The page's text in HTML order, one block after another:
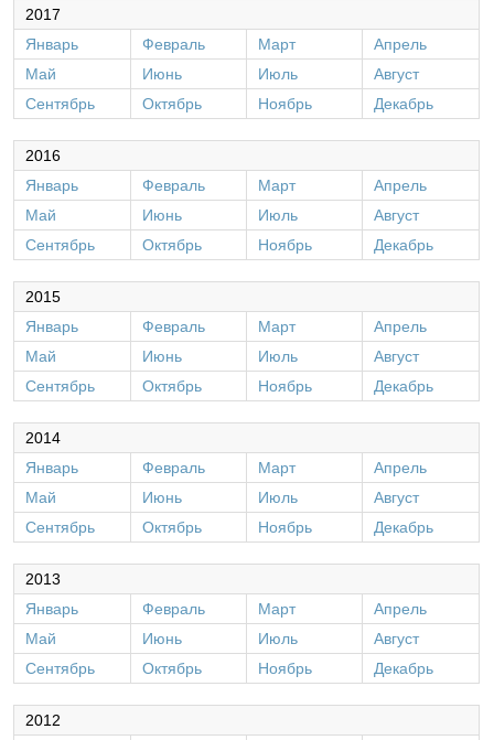
2017
Январь
Февраль Март
Апрель
Май
Июнь Июль
Август
Сентябрь
Октябрь Ноябрь Декабрь
2016
Январь
Февраль Март
Апрель
Май
Июнь Июль
Август
Сентябрь
Октябрь Ноябрь Декабрь
2015
Январь
Февраль Март
Апрель
Май
Июнь Июль
Август
Сентябрь
Октябрь Ноябрь Декабрь
2014
Январь
Февраль Март
Апрель
Май
Июнь Июль
Август
Сентябрь
Октябрь Ноябрь Декабрь
2013
Январь
Февраль Март
Апрель
Май
Июнь Июль
Август
Сентябрь
Октябрь Ноябрь Декабрь
2012